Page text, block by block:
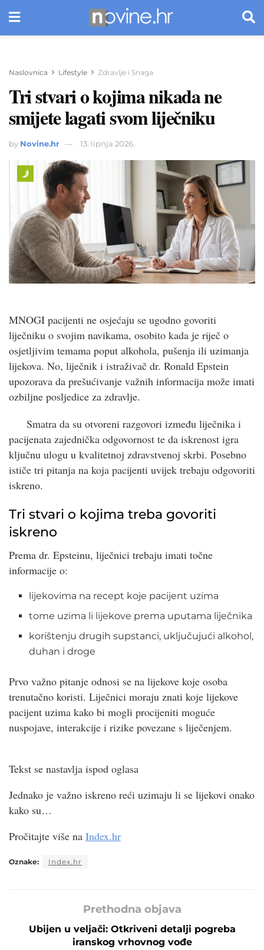
Naslovnica Lifestyle Zdravlje i Snaga
Tri stvari o kojima nikada ne
smijete lagati svom liječniku
by Novine.hr 13. lipnja 2026.
MNOGI pacijenti ne osjećaju se ugodno govoriti
liječniku o svojim navikama, osobito kada je riječ o
osjetljivim temama poput alkohola, pušenja ili uzimanja
lijekova. No, liječnik i istraživač dr. Ronald Epstein
upozorava da prešućivanje važnih informacija može imati
ozbiljne posljedice za zdravlje.
Smatra da su otvoreni razgovori između liječnika i
pacijenata zajednička odgovornost te da iskrenost igra
ključnu ulogu u kvalitetnoj zdravstvenoj skrbi. Posebno
ističe tri pitanja na koja pacijenti uvijek trebaju odgovoriti
iskreno.
Tri stvari o kojima treba govoriti
iskreno
Prema dr. Epsteinu, liječnici trebaju imati točne
informacije o:
lijekovima na recept koje pacijent uzima
tome uzima li lijekove prema uputama liječnika
korištenju drugih supstanci, uključujući alkohol,
duhan i droge
Prvo važno pitanje odnosi se na lijekove koje osoba
trenutačno koristi. Liječnici moraju znati koje lijekove
pacijent uzima kako bi mogli procijeniti moguće
nuspojave, interakcije i rizike povezane s liječenjem.
Tekst se nastavlja ispod oglasa
Jednako je važno iskreno reći uzimaju li se lijekovi onako
kako su…
Pročitajte više na Index.hr
Oznake: Index.hr
Prethodna objava
Ubijen u veljači: Otkriveni detalji pogreba
iranskog vrhovnog vođe